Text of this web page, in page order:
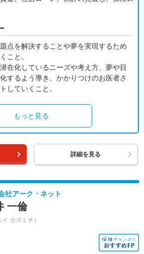
点を解決することや夢を実現するため
こと。
在化しているニーズや考え方、夢や目
するよう導き、かかりつけのお医者さ
していくこと。
もっと見る
詳細を見る
社アーク・ネット
一倫
イ カズミチ）